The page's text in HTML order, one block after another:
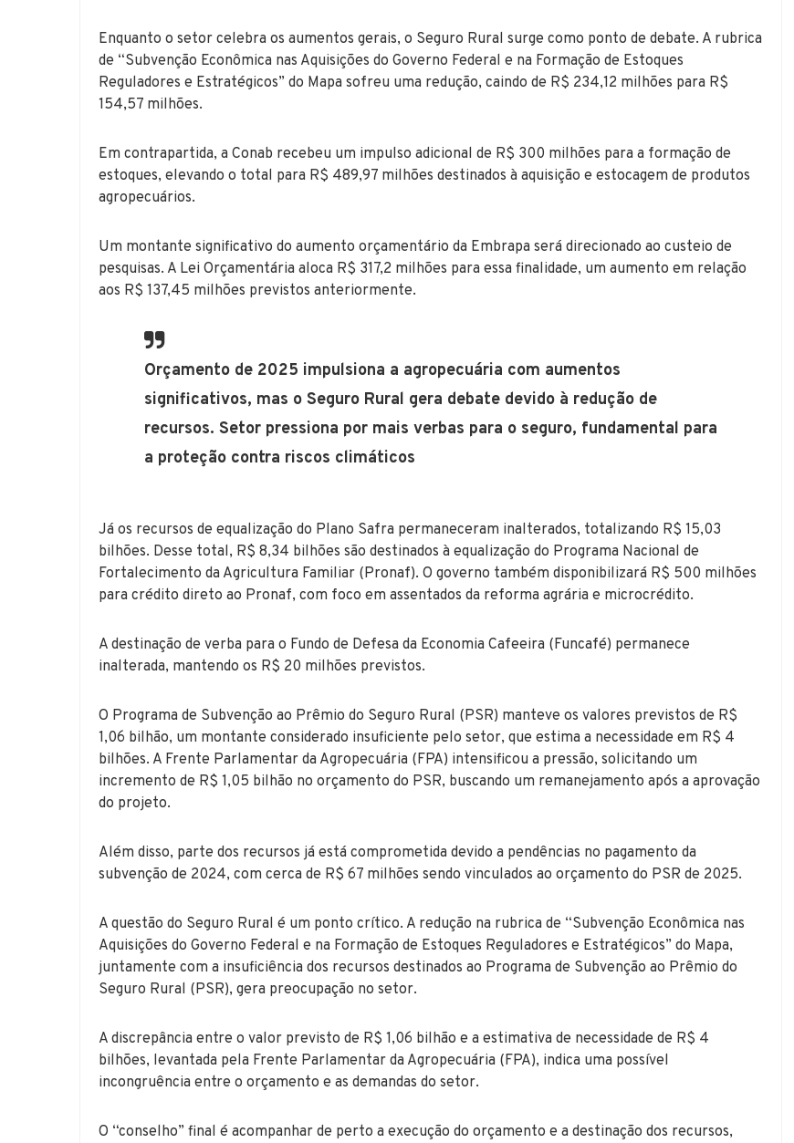
Enquanto o setor celebra os aumentos gerais, o Seguro Rural surge como ponto de debate. A rubrica
de “Subvenção Econômica nas Aquisições do Governo Federal e na Formação de Estoques
Reguladores e Estratégicos” do Mapa sofreu uma redução, caindo de R$ 234,12 milhões para R$
154,57 milhões.
Em contrapartida, a Conab recebeu um impulso adicional de R$ 300 milhões para a formação de
estoques, elevando o total para R$ 489,97 milhões destinados à aquisição e estocagem de produtos
agropecuários.
Um montante significativo do aumento orçamentário da Embrapa será direcionado ao custeio de
pesquisas. A Lei Orçamentária aloca R$ 317,2 milhões para essa finalidade, um aumento em relação
aos R$ 137,45 milhões previstos anteriormente.
Orçamento de 2025 impulsiona a agropecuária com aumentos
significativos, mas o Seguro Rural gera debate devido à redução de
recursos. Setor pressiona por mais verbas para o seguro, fundamental para
a proteção contra riscos climáticos
Já os recursos de equalização do Plano Safra permaneceram inalterados, totalizando R$ 15,03
bilhões. Desse total, R$ 8,34 bilhões são destinados à equalização do Programa Nacional de
Fortalecimento da Agricultura Familiar (Pronaf). O governo também disponibilizará R$ 500 milhões
para crédito direto ao Pronaf, com foco em assentados da reforma agrária e microcrédito.
A destinação de verba para o Fundo de Defesa da Economia Cafeeira (Funcafé) permanece
inalterada, mantendo os R$ 20 milhões previstos.
O Programa de Subvenção ao Prêmio do Seguro Rural (PSR) manteve os valores previstos de R$
1,06 bilhão, um montante considerado insuficiente pelo setor, que estima a necessidade em R$ 4
bilhões. A Frente Parlamentar da Agropecuária (FPA) intensificou a pressão, solicitando um
incremento de R$ 1,05 bilhão no orçamento do PSR, buscando um remanejamento após a aprovação
do projeto.
Além disso, parte dos recursos já está comprometida devido a pendências no pagamento da
subvenção de 2024, com cerca de R$ 67 milhões sendo vinculados ao orçamento do PSR de 2025.
A questão do Seguro Rural é um ponto crítico. A redução na rubrica de “Subvenção Econômica nas
Aquisições do Governo Federal e na Formação de Estoques Reguladores e Estratégicos” do Mapa,
juntamente com a insuficiência dos recursos destinados ao Programa de Subvenção ao Prêmio do
Seguro Rural (PSR), gera preocupação no setor.
A discrepância entre o valor previsto de R$ 1,06 bilhão e a estimativa de necessidade de R$ 4
bilhões, levantada pela Frente Parlamentar da Agropecuária (FPA), indica uma possível
incongruência entre o orçamento e as demandas do setor.
O “conselho” final é acompanhar de perto a execução do orçamento e a destinação dos recursos,